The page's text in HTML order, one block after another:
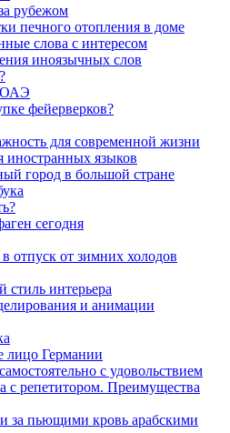
рубежом
печного отопления в доме
слова с интересом
иноязычных слов
ОАЭ
фейерверков?
для современной жизни
иностранных языков
город в большой стране
сегодня
отпуск от зимних холодов
стиль интерьера
и анимации
лицо Германии
с удовольствием
с репетитором. Преимущества
пьющими кровь арабскими